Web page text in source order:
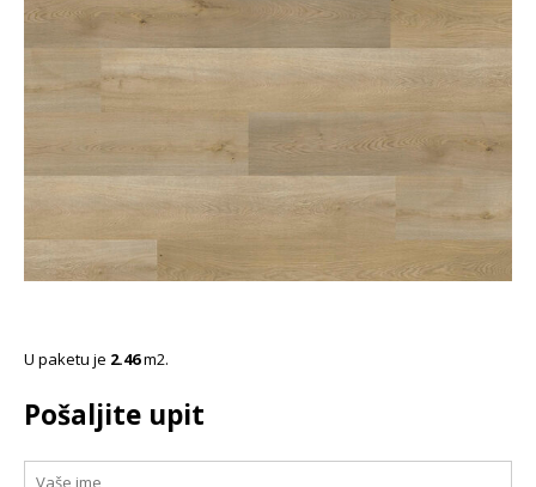
U paketu je 2.46m2.
Pošaljite upit